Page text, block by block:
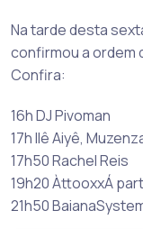
Na tarde desta
confirmou a ordem
Confira:
16h DJ Pivoman
17h Ilê Aiyê,
17h50 Rachel Reis
19h20 ÀttooxxÁ
21h50